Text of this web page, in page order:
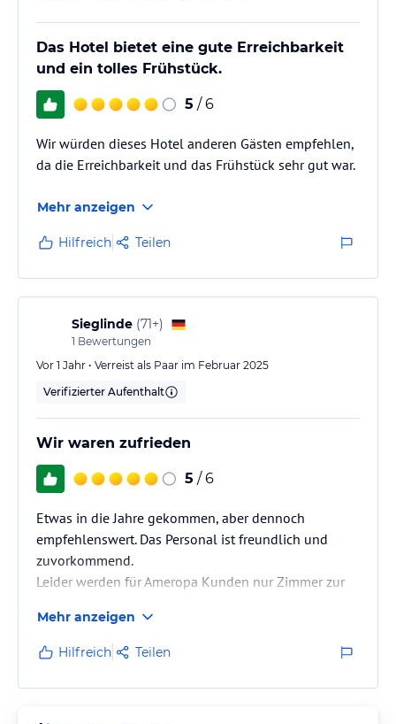
Das Hotel bietet eine gute Erreichbarkeit
und ein tolles Frühstück.
5 / 6
Wir würden dieses Hotel anderen Gästen empfehlen,
da die Erreichbarkeit und das Frühstück sehr gut war.
Mehr anzeigen
Hilfreich Teilen
Sieglinde (71+)
1 Bewertungen
Vor 1 Jahr • Verreist als Paar im Februar 2025
Verifizierter Aufenthalt
Wir waren zufrieden
5 / 6
Etwas in die Jahre gekommen, aber dennoch
empfehlenswert. Das Personal ist freundlich und
zuvorkommend.
Leider werden für Ameropa Kunden nur Zimmer zur
laut sein.
Die Anbindung an die öffentlichen Verkehrsmittel ist
sehr gut. Auch zum Shoppen sehr viel Auswahl in der
Nähe.
Mehr anzeigen
Hilfreich Teilen